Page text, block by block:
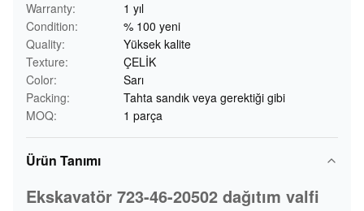
Warranty:
1 yıl
Condition:
% 100 yeni
Quality:
Yüksek kalite
Texture:
ÇELİK
Color:
Sarı
Packing:
Tahta sandık veya gerektiği gibi
MOQ:
1 parça
Ürün Tanımı
Ekskavatör 723-46-20502 dağıtım valfi